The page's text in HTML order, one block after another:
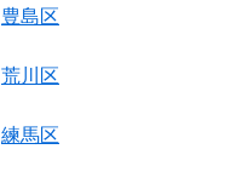
豊島区
荒川区
練馬区